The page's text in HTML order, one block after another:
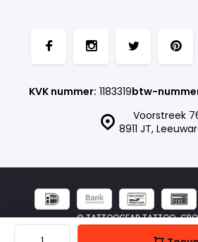
Voorstreek
8911 JT,
KVK nummer: 1183319btw-
© TATTOOGEAR TATTOO-
- Theme made by